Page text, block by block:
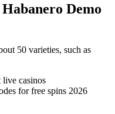
Demo
50 varieties, such as
live casinos
for free spins 2026